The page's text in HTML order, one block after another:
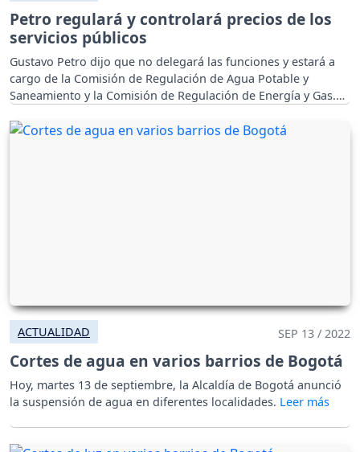
Petro regulará y controlará precios de los
servicios públicos
Gustavo Petro dijo que no delegará las funciones y estará a
cargo de la Comisión de Regulación de Agua Potable y
Saneamiento y la Comisión de Regulación de Energía y Gas.
ACTUALIDAD SEP 13 / 2022
Cortes de agua en varios barrios de Bogotá
Hoy, martes 13 de septiembre, la Alcaldía de Bogotá anunció
la suspensión de agua en diferentes localidades.